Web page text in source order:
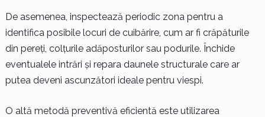
De asemenea, inspectează periodic zona pentru a
identifica posibile locuri de cuibărire, cum ar fi crăpăturile
din pereți, colțurile adăposturilor sau podurile. Închide
eventualele intrări și repara daunele structurale care ar
putea deveni ascunzători ideale pentru viespi.
O altă metodă preventivă eficientă este utilizarea